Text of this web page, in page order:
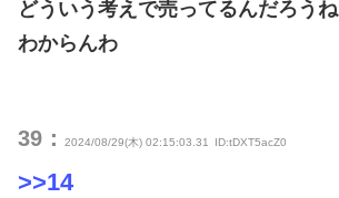
どういう考えで売ってるんだろうね
わからんわ
39： 2024/08/29(木) 02:15:03.31 ID:tDXT5acZ0
>>14